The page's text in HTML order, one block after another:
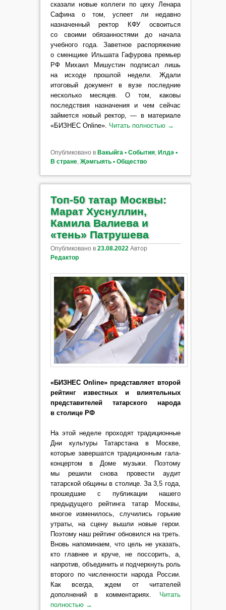
сказали новые коллеги по цеху Ленара
Сафина о том, успеет ли недавно
назначенный ректор КФУ освоиться
со своими обязанностями до начала
учебного года. Заветное распоряжение
о сменщике Ильшата Гафурова премьер
РФ Михаил Мишустин подписал лишь
на исходе прошлой недели. Ждали
итоговый документ в вузе последние
несколько месяцев. О том, каковы
последствия назначения и чем сейчас
займется новый ректор, — в материале
«БИЗНЕС Online». Читать полностью →
Опубликовано в Вакыйга ▪ События, Илдә ▪
В стране, Җәмгыять ▪ Общество
Топ-50 татар Москвы:
Марат Хуснуллин,
Камила Валиева и
«тень» Патрушева
Опубликовано в 23.08.2022 Автор
Редактор
«БИЗНЕС Online» представляет второй
рейтинг известных и влиятельных
представителей татарского народа
в столице РФ
На этой неделе проходят традиционные
Дни культуры Татарстана в Москве,
которые завершатся традиционным гала-
концертом в Доме музыки. Поэтому
мы решили снова провести аудит
татарской общины в столице. За 3,5 года,
прошедшие с публикации нашего
предыдущего рейтинга татар Москвы,
многое изменилось, случились горькие
утраты, на сцену вышли новые герои.
Поэтому наш рейтинг обновился на треть.
Вновь напоминаем, что цель не указать,
кто главнее и круче, не поссорить, а,
напротив, объединить и подчеркнуть роль
второго по численности народа России.
Как всегда, ждем от читателей
дополнений в комментариях. Читать
полностью →